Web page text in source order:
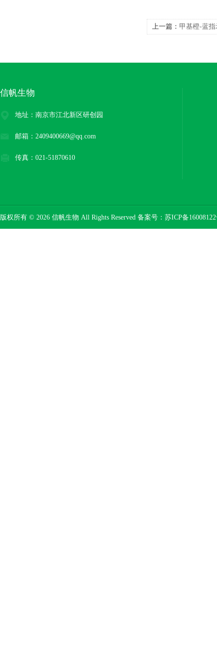
上一篇： 甲基橙-蓝
信帆生物
地址：南京市江北新区研创园
邮箱：2409400669@qq.com
传真：021-51870610
版权所有 © 2026 信帆生物 All Rights Reserved 备案号： 苏ICP备